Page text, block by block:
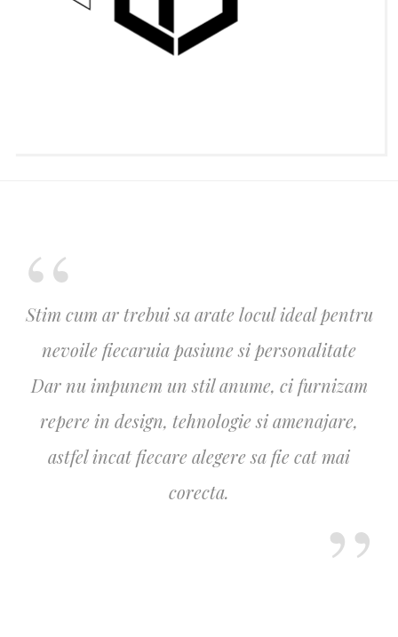
Stim cum ar trebui sa arate locul ideal pentru
nevoile fiecaruia pasiune si personalitate
Dar nu impunem un stil anume, ci furnizam
repere in design, tehnologie si amenajare,
astfel incat fiecare alegere sa fie cat mai
corecta.